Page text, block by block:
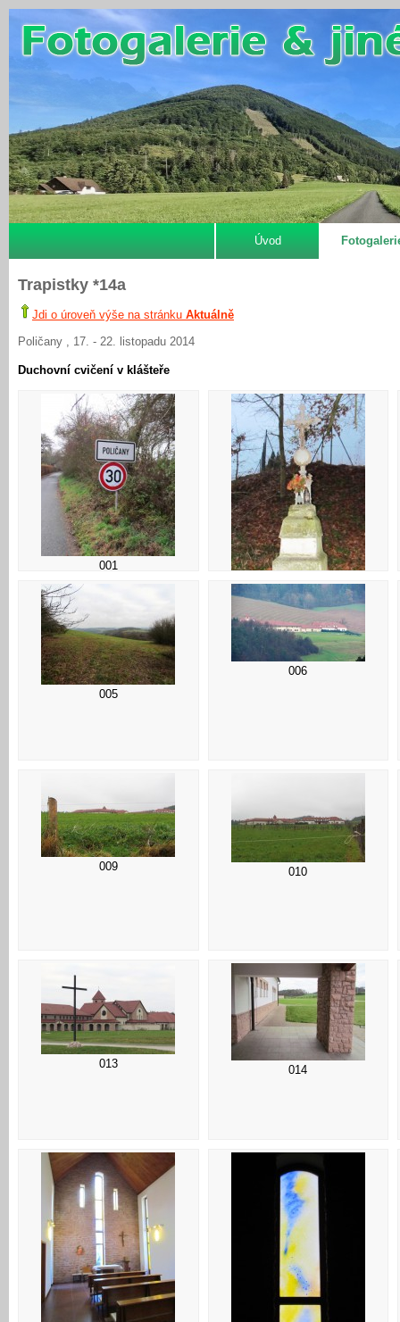
Úvod
Trapistky *14a
Jdi o úroveň výše na stránku Aktuálně
Poličany , 17. - 22. listopadu 2014
Duchovní cvičení v klášteře
001
002
005
006
009 010
013 014